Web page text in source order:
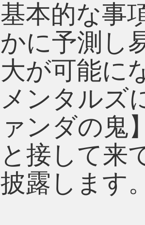
基本的な事
かに予測し
大が可能に
メンタルズ
ァンダの鬼
と接して来
披露します